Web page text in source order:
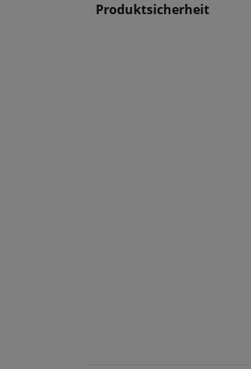
Produktsicherheit